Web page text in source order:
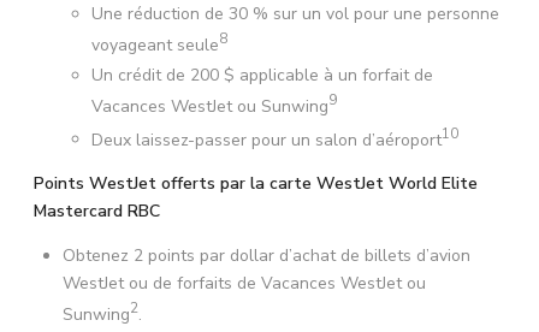
Une réduction de 30 % sur un vol pour une personne
voyageant seule8
Un crédit de 200 $ applicable à un forfait de
Vacances WestJet ou Sunwing9
Deux laissez-passer pour un salon d’aéroport10
Points WestJet offerts par la carte WestJet World Elite
Mastercard RBC
Obtenez 2 points par dollar d’achat de billets d’avion
WestJet ou de forfaits de Vacances WestJet ou
Sunwing2.